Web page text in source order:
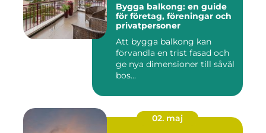
Bygga balkong: en guide
för företag, föreningar och
privatpersoner
Att bygga balkong kan
förvandla en trist fasad och
ge nya dimensioner till såväl
bos...
02. maj